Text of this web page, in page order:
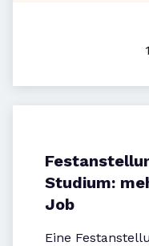
1
Studium:
Job
Eine